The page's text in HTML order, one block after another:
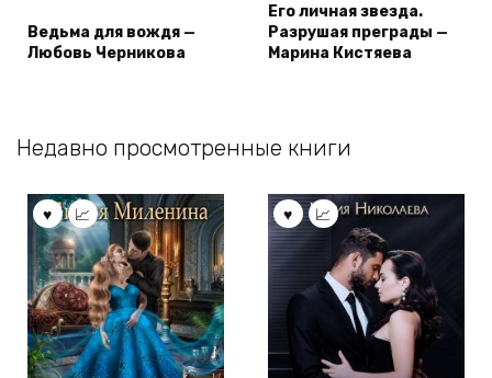
Ведьма для вождя —
Любовь Черникова
Его личная звезда.
Разрушая преграды —
Марина Кистяева
Недавно просмотренные книги